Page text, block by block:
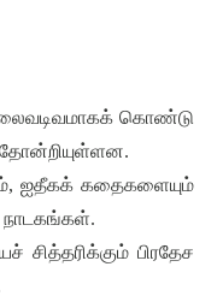
கொண்டு
.
, ஐதீகக் கதைகளையும்
நாடகங்கள்.
சித்தரிக்கும் பிரதேச